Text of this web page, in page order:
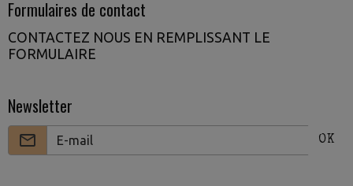
Formulaires de contact
CONTACTEZ NOUS EN REMPLISSANT LE
FORMULAIRE
Newsletter
OK